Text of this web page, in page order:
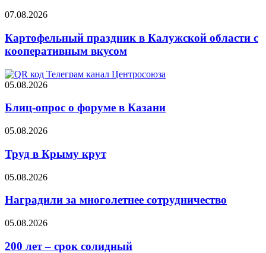
07.08.2026
Картофельный праздник в Калужской области с
кооперативным вкусом
05.08.2026
Блиц-опрос о форуме в Казани
05.08.2026
Труд в Крыму крут
05.08.2026
Наградили за многолетнее сотрудничество
05.08.2026
200 лет – срок солидный